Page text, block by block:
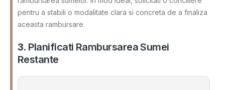
pentru a stabili o modalitate clara si concreta de a finaliza
aceasta rambursare.
3. Planificati Rambursarea Sumei
Restante